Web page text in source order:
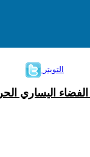
التويتر
اليساري الحر